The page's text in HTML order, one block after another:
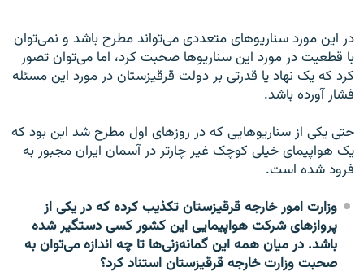
در این مورد سناریوهای متعددی می‌تواند مطرح باشد و نمی‌توان
با قطعیت در مورد این سناریوها صحبت کرد، اما می‌توان تصور
کرد که یک نهاد یا قدرتی بر دولت قرقیزستان در مورد این مسئله
فشار آورده باشد.
حتی یکی از سناریوهایی که در روزهای اول مطرح شد این بود که
یک هواپیمای خیلی کوچک غیر چارتر در آسمان ایران مجبور به
فرود شده است.
وزارت امور خارجه قرقیزستان تکذیب کرده که در یکی از
پروازهای شرکت هواپیمایی این کشور کسی دستگیر شده
باشد. در میان همه این گمانه‌زنی‌ها تا چه اندازه می‌توان به
صحبت وزارت خارجه قرقیزستان استناد کرد؟